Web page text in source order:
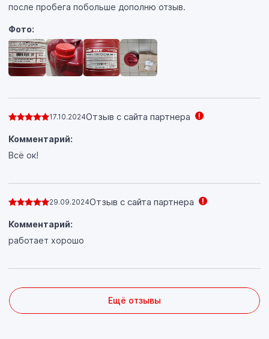
после пробега побольше дополню отзыв.
Фото:
17.10.2024Отзыв с сайта партнера
Комментарий:
Всё ок!
29.09.2024Отзыв с сайта партнера
Комментарий:
работает хорошо
Ещё отзывы